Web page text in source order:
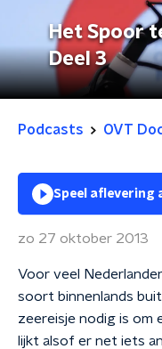
Het Spoor
Deel 3
Podcasts OVT
Speel aflevering
zo 27 oktober 2013
Voor veel
soort binnenlands
zeereisje nodig is om
lijkt alsof er net iets